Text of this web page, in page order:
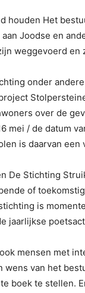
houden Het
Joodse en
weggevoerd en
onder
over de
mei / de datum
is daarvan een
De Stichting
of
is
jaarlijkse
mensen met
wens van het
boek te stellen.